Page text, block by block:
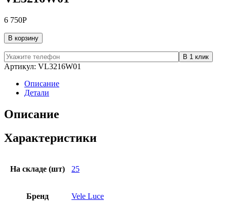
6 750Р
В корзину
Артикул: VL3216W01
Описание
Детали
Описание
Характеристики
На складе (шт) 25
Бренд Vele Luce